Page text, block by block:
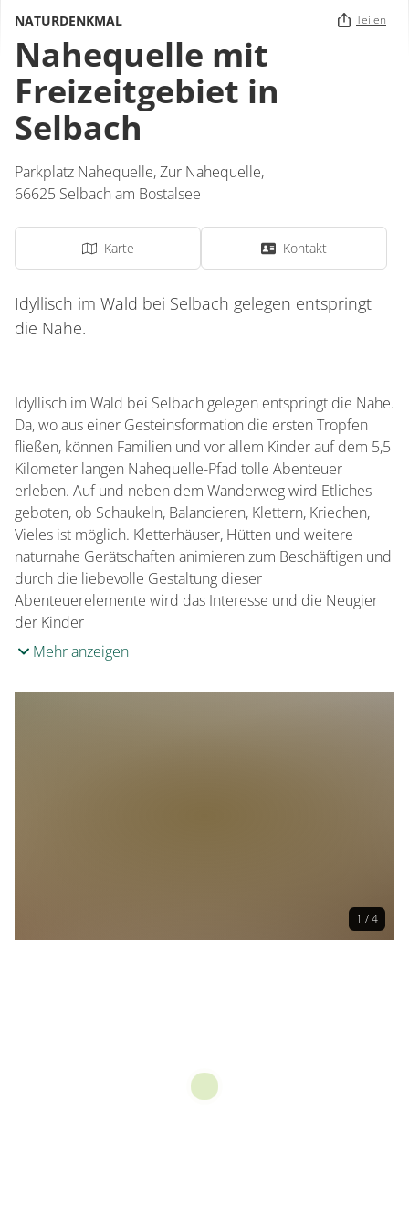
NATURDENKMAL Teilen
Nahequelle mit
Freizeitgebiet in
Selbach
Parkplatz Nahequelle,Zur Nahequelle,
66625 Selbach am Bostalsee
Karte Kontakt
Idyllisch im Wald bei Selbach gelegen entspringt
die Nahe.
Idyllisch im Wald bei Selbach gelegen entspringt die Nahe.
Da, wo aus einer Gesteinsformation die ersten Tropfen
fließen, können Familien und vor allem Kinder auf dem 5,5
Kilometer langen Nahequelle-Pfad tolle Abenteuer
erleben. Auf und neben dem Wanderweg wird Etliches
geboten, ob Schaukeln, Balancieren, Klettern, Kriechen,
Vieles ist möglich. Kletterhäuser, Hütten und weitere
naturnahe Gerätschaften animieren zum Beschäftigen und
durch die liebevolle Gestaltung dieser
Abenteuerelemente wird das Interesse und die Neugier
der Kinder
Mehr anzeigen
1 / 4